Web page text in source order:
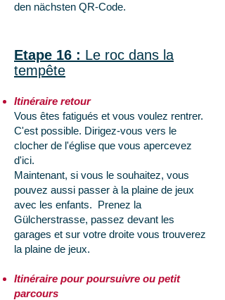
den nächsten QR-Code.
Etape 16 : Le roc dans la
tempête
Itinéraire retour
Vous êtes fatigués et vous voulez rentrer.
C'est possible. Dirigez-vous vers le
clocher de l'église que vous apercevez
d'ici.
Maintenant, si vous le souhaitez, vous
pouvez aussi passer à la plaine de jeux
avec les enfants. Prenez la
Gülcherstrasse, passez devant les
garages et sur votre droite vous trouverez
la plaine de jeux.
Itinéraire pour poursuivre ou petit
parcours